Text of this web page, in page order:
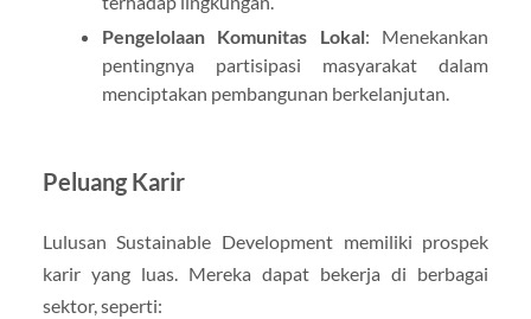
Pengelolaan Komunitas Lokal: Menekankan
pentingnya partisipasi masyarakat dalam
menciptakan pembangunan berkelanjutan.
Peluang Karir
Lulusan Sustainable Development memiliki prospek
karir yang luas. Mereka dapat bekerja di berbagai
sektor, seperti: